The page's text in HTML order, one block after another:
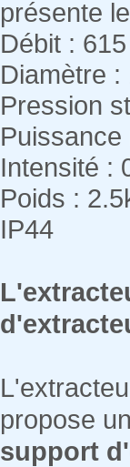
présente
Débit :
Diamètre :
Pression
Intensité :
Poids :
IP44
propose un
support